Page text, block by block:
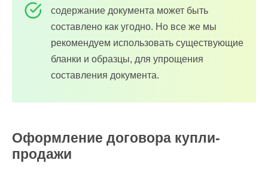
содержание документа может быть
составлено как угодно. Но все же мы
рекомендуем использовать существующие
бланки и образцы, для упрощения
составления документа.
Оформление договора купли-
продажи